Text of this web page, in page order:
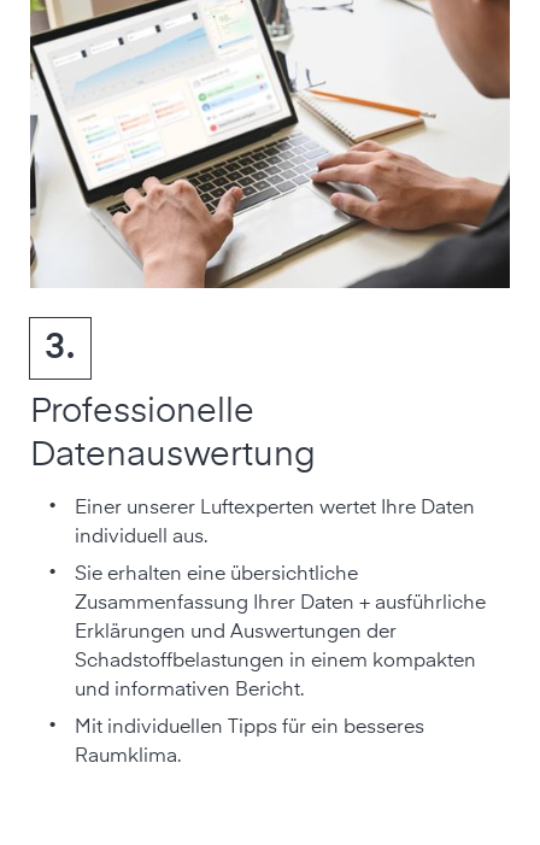
3.
Professionelle
Datenauswertung
•
Einer unserer Luftexperten wertet Ihre Daten
individuell aus.
•
Sie erhalten eine übersichtliche
Zusammenfassung Ihrer Daten + ausführliche
Erklärungen und Auswertungen der
Schadstoffbelastungen in einem kompakten
und informativen Bericht.
•
Mit individuellen Tipps für ein besseres
Raumklima.